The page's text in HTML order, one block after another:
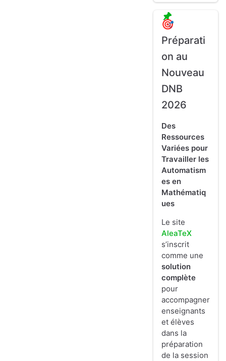
🎯
Préparati
on au
Nouveau
DNB
2026
Des
Ressources
Variées pour
Travailler les
Automatism
es en
Mathématiq
ues
Le site
AleaTeX
s’inscrit
comme une
solution
complète
pour
accompagner
enseignants
et élèves
dans la
préparation
de la session